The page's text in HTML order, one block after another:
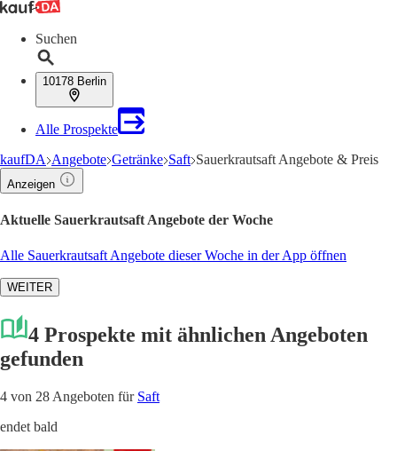
Suchen
10178 Berlin
Alle Prospekte
kaufDA Angebote Getränke Saft Sauerkrautsaft Angebote & Preis
Anzeigen
Aktuelle Sauerkrautsaft Angebote der Woche
Alle Sauerkrautsaft Angebote dieser Woche in der App öffnen
WEITER
4 Prospekte mit ähnlichen Angeboten
gefunden
4 von 28 Angeboten für Saft
endet bald